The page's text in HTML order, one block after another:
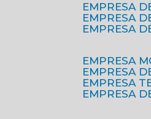
EMPRESA
EMPRESA
EMPRESA
EMPRESA
EMPRESA
EMPRESA
EMPRESA